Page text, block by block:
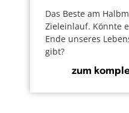
Das Beste am
Zieleinlauf. Könnte
Ende unseres
gibt?
zum